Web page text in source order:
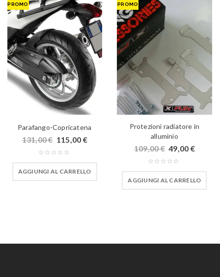
PROMO
Parafango-Copricatena
131,00€ 115,00 €
AGGIUNGI AL CARRELLO
PROMO
Protezioni radiatore in
alluminio
109,00€ 49,00 €
AGGIUNGI AL CARRELLO